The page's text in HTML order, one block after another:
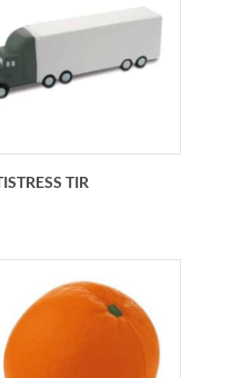
Antistress pallone
mm
TIR